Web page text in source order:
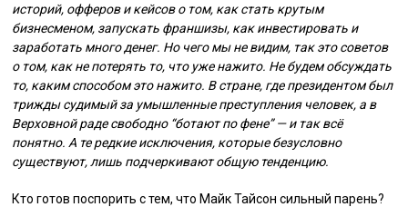
историй, офферов и кейсов о том, как стать крутым
бизнесменом, запускать франшизы, как инвестировать и
заработать много денег. Но чего мы не видим, так это советов
о том, как не потерять то, что уже нажито. Не будем обсуждать
то, каким способом это нажито. В стране, где президентом был
трижды судимый за умышленные преступления человек, а в
Верховной раде свободно “ботают по фене” — и так всё
понятно. А те редкие исключения, которые безусловно
существуют, лишь подчеркивают общую тенденцию.
Кто готов поспорить с тем, что Майк Тайсон сильный парень?